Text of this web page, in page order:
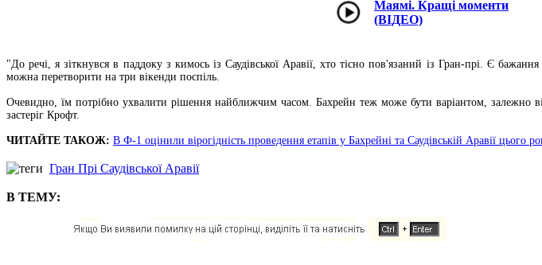
Маямі. Кращі моменти
(ВІДЕО)
"До речі, я зіткнувся в паддоку з кимось із Саудівської Аравії, хто тісно пов'язаний із Гран-прі. Є
можна перетворити на три вікенди поспіль.
Очевидно, їм потрібно ухвалити рішення найближчим часом. Бахрейн теж може бути варіантом, залежно
застеріг Крофт.
ЧИТАЙТЕ ТАКОЖ: В Ф-1 оцінили вірогідність проведення етапів у Бахрейні та Саудівській Аравії цього
Гран Прі Саудівської Аравії
В ТЕМУ: